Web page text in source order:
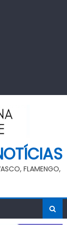
FLAMENGO,